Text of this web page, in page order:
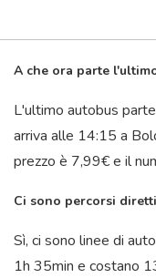
A che ora parte
L'ultimo autobus
arriva alle 14:15 a
prezzo è 7,99€ e il
Ci sono percorsi
Sì, ci sono linee di
1h 35min e costano